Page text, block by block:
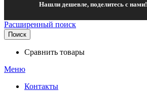
Нашли дешевле, поделитесь с нами!
Расширенный поиск
Поиск
Сравнить товары
Меню
Контакты